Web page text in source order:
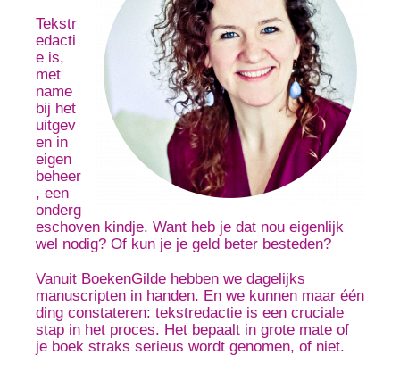
Tekstr
edacti
e is,
met
name
bij het
uitgev
en in
eigen
beheer
, een
onderg
eschoven kindje. Want heb je dat nou eigenlijk
wel nodig? Of kun je je geld beter besteden?
Vanuit BoekenGilde hebben we dagelijks
manuscripten in handen. En we kunnen maar één
ding constateren: tekstredactie is een cruciale
stap in het proces. Het bepaalt in grote mate of
je boek straks serieus wordt genomen, of niet.